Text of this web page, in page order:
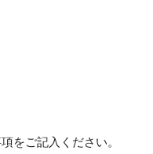
をご記入ください。